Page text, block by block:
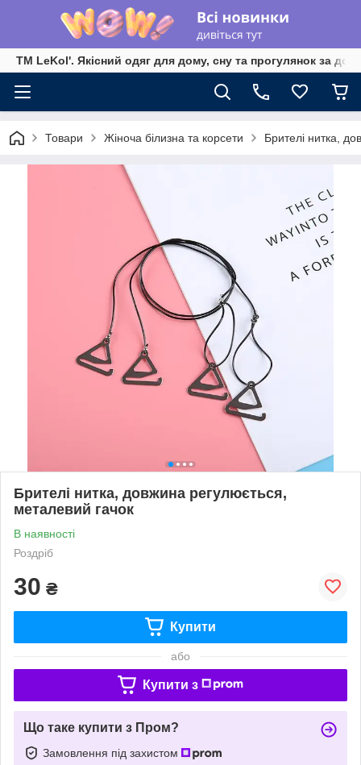
TM LeKol'. Якісний одяг для дому, сну та прогулянок за
Товари Жіноча білизна та корсети Брителі нитка,
Брителі нитка, довжина регулюється,
металевий гачок
В наявності
Роздріб
30 ₴
Купити
або
Купити з
Що таке купити з Пром?
Замовлення під захистом